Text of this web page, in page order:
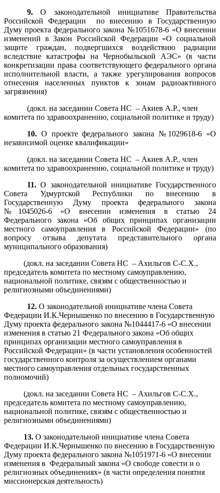
9.О законодательной инициативе Правительства
Российской Федерации по внесению в Государственную
Думу проекта федерального закона №1051678-6 «О внесении
изменений в Закон Российской Федерации «О социальной
защите граждан, подвергшихся воздействию радиации
вследствие катастрофы на Чернобыльской АЭС» (в части
конкретизации права соответствующего федерального органа
исполнительной власти, а также урегулирования вопросов
отнесения населенных пунктов к зонам радиоактивного
загрязнения)
(докл. на заседании Совета НС – Акиев А.Р., член
комитета по здравоохранению, социальной политике и труду)
10. О проекте федерального закона №1029618-6 «О
независимой оценке квалификации»
(докл. на заседании Совета НС – Акиев А.Р., член
комитета по здравоохранению, социальной политике и труду)
11.О законодательной инициативе Государственного
Совета Удмуртской Республики по внесению в
Государственную Думу проекта федерального закона
№1045026-6 «О внесении изменения в статью 24
Федерального закона «Об общих принципах организации
местного самоуправления в Российской Федерации» (по
вопросу отзыва депутата представительного органа
муниципального образования)
(докл. на заседании Совета НС – Ахильгов С-С.Х.,
председатель комитета по местному самоуправлению,
национальной политике, связям с общественностью и
религиозными объединениями)
12. О законодательной инициативе члена Совета
Федерации И.К.Чернышенко по внесению в Государственную
Думу проекта федерального закона №1044417-6 «О внесении
изменения в статью 21 Федерального закона «Об общих
принципах организации местного самоуправления в
Российской Федерации» (в части установления особенностей
государственного контроля за осуществлением органами
местного самоуправления отдельных государственных
полномочий)
(докл. на заседании Совета НС – Ахильгов С-С.Х.,
председатель комитета по местному самоуправлению,
национальной политике, связям с общественностью и
религиозными объединениями)
13. О законодательной инициативе члена Совета
Федерации И.К.Чернышенко по внесению в Государственную
Думу проекта федерального закона №1051971-6 «О внесении
изменения в Федеральный закона «О свободе совести и о
религиозных объединениях» (в части определения понятия
миссионерская деятельность)